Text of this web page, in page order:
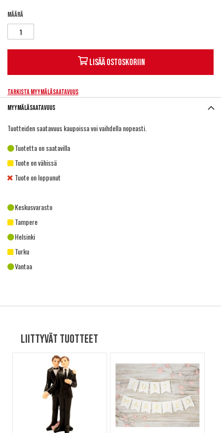
Määrä
Lisää ostoskoriin
Tarkista myymäläsaatavuus
Myymäläsaatavuus
Tuotteiden saatavuus kaupoissa voi vaihdella nopeasti.
Tuotetta on saatavilla
Tuote on vähissä
Tuote on loppunut
Keskusvarasto
Tampere
Helsinki
Turku
Vantaa
Liittyvät tuotteet